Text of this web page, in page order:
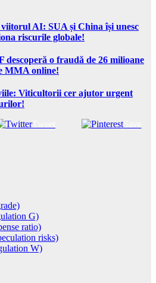
AI: SUA și China își unesc
riscurile globale!
descoperă o fraudă de 26 milioane
MMA online!
Viticultorii cer ajutor urgent
Tweet Save
G)
ratio)
risks)
W)